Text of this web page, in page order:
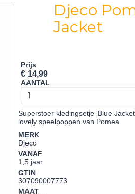
Djeco
Jacket
Prijs
€ 14,99
AANTAL
Superstoer kledingsetje 'Blue
lovely speelpoppen van Pomea
MERK
Djeco
VANAF
1,5 jaar
GTIN
307090007773
MAAT